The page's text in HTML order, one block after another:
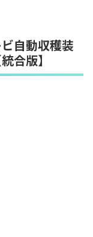
自動収穫装
合版】